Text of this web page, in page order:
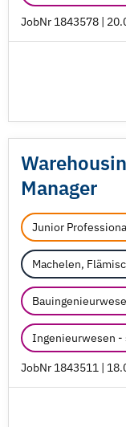
JobNr 1843578 |
Manager
Junior
Machelen,
Ingenieurwesen -
JobNr 1843511 |